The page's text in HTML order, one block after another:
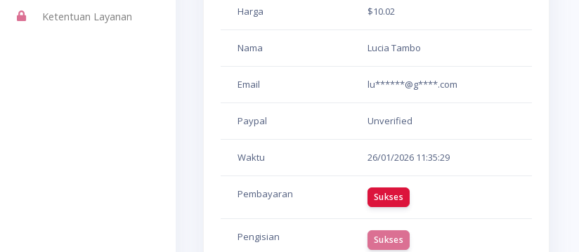
Ketentuan Layanan Harga $10.02
Nama Lucia Tambo
Email lu******@g****.com
Paypal Unverified
Waktu 26/01/2026 11:35:29
Pembayaran Sukses
Pengisian Sukses